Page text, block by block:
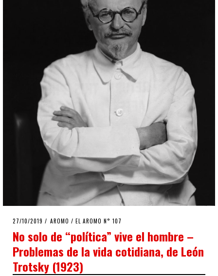
POSTED
27/10/2019 19/11/2019
AROMO / EL AROMO N° 107
No solo de “política” vive el hombre –
Problemas de la vida cotidiana, de León
Trotsky (1923)